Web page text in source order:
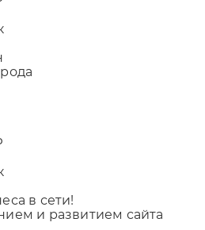
в сети!
и развитием сайта